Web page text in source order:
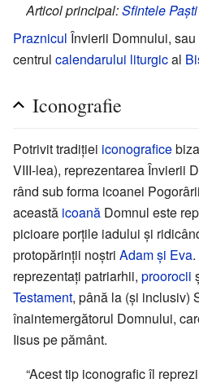
Articol principal:Sfintele Paști
Praznicul Învierii Domnului,
centrul calendarului liturgical
Iconografie
Potrivit tradiției iconografice
VIII-lea), reprezentarea Învierii
rând sub forma icoanei
această icoană Domnul este
picioare porțile iadului și
protopărinții noștri Adam și Eva
reprezentați patriarhii, proorocii
Testament, până la (și inclusiv)
înaintemergătorul Domnului,
Iisus pe pământ.
“Acest tip iconografic îl